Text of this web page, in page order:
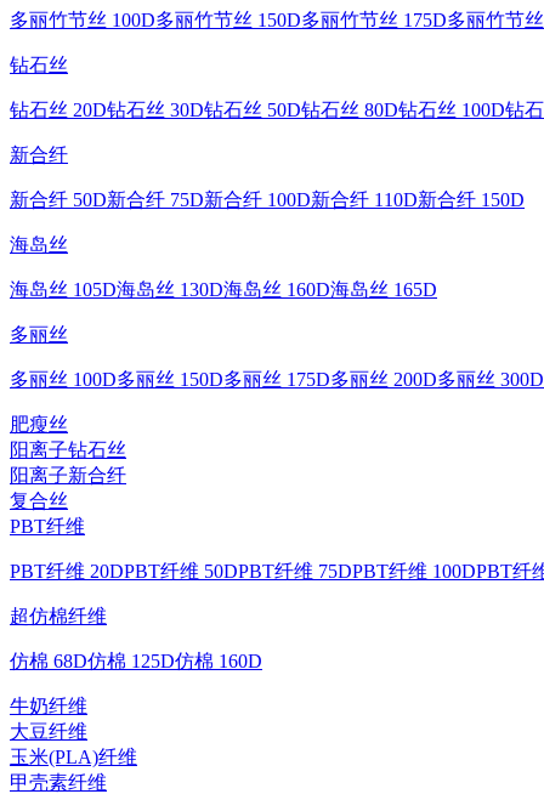
多丽竹节丝 100D多丽竹节丝 150D多丽竹节丝 175D多丽竹节
钻石丝
钻石丝 20D钻石丝 30D钻石丝 50D钻石丝 80D钻石丝 100D钻
新合纤
新合纤 50D新合纤 75D新合纤 100D新合纤 110D新合纤 150D
海岛丝
海岛丝 105D海岛丝 130D海岛丝 160D海岛丝 165D
多丽丝
多丽丝 100D多丽丝 150D多丽丝 175D多丽丝 200D多丽丝 300D
肥瘦丝
阳离子钻石丝
阳离子新合纤
复合丝
PBT纤维
PBT纤维 20DPBT纤维 50DPBT纤维 75DPBT纤维 100DPBT纤
超仿棉纤维
仿棉 68D仿棉 125D仿棉 160D
牛奶纤维
大豆纤维
玉米(PLA)纤维
甲壳素纤维